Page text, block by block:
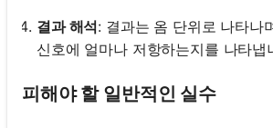
결과 해석: 결과는 옴 단위로 나타나
신호에 얼마나 저항하는지를 나타냅
피해야 할 일반적인 실수